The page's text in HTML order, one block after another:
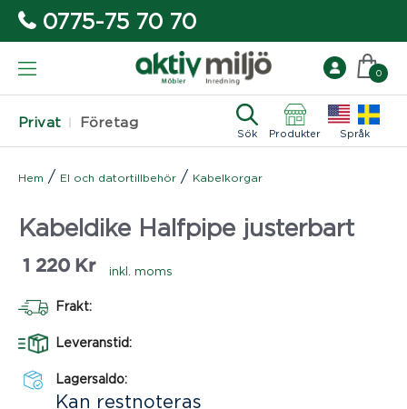
0775-75 70 70
Privat Företag
Sök Produkter Språk
0
Hem / El och datortillbehör / Kabelkorgar
Kabeldike Halfpipe justerbart
1 220 Kr inkl. moms
Frakt:
Leveranstid:
Lagersaldo:
Kan restnoteras